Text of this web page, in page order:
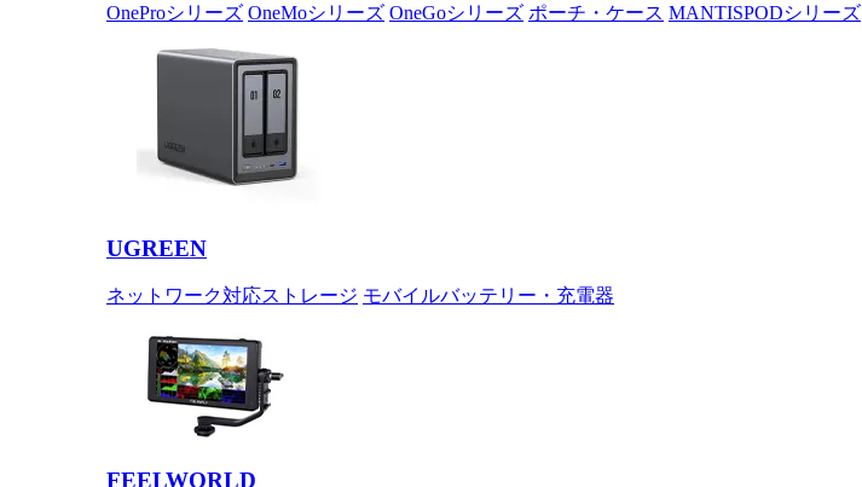
OneProシリーズ OneMoシリーズ OneGoシリーズ ポーチ・ケース MANTISPODシリーズ
UGREEN
ネットワーク対応ストレージ モバイルバッテリー・充電器
FEELWORLD